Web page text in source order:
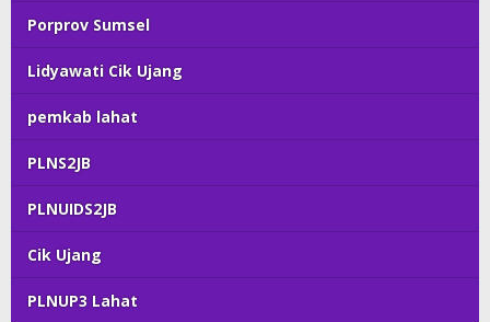
Porprov Sumsel
Lidyawati Cik Ujang
pemkab lahat
PLNS2JB
PLNUIDS2JB
Cik Ujang
PLNUP3 Lahat